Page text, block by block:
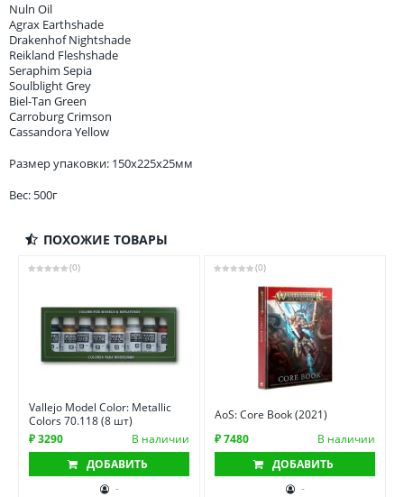
Nuln Oil
Agrax Earthshade
Drakenhof Nightshade
Reikland Fleshshade
Seraphim Sepia
Soulblight Grey
Biel-Tan Green
Carroburg Crimson
Cassandora Yellow
Размер упаковки: 150x225x25мм
Вес: 500г
ПОХОЖИЕ ТОВАРЫ
(0)
Vallejo Model Color: Metallic
Colors 70.118 (8 шт)
₽ 3290
В наличии
ДОБАВИТЬ
-
(0)
AoS: Core Book (2021)
₽ 7480
В наличии
ДОБАВИТЬ
-